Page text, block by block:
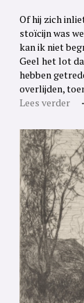
Of hij zich
stoïcijn was
kan ik niet
Geel het lot
hebben
overlijden,
Lees verder